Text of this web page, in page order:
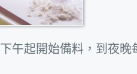
午起開始備料，到夜晚